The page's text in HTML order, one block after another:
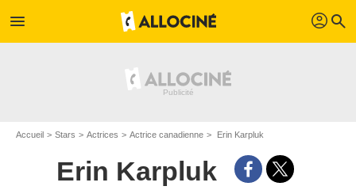
menu profil search
Accueil Stars Actrices Actrice canadienne Erin Karpluk
Erin Karpluk